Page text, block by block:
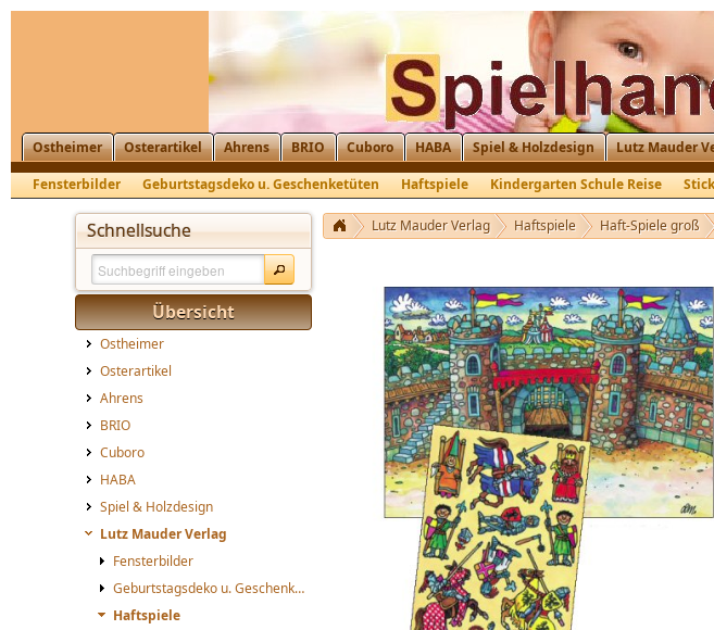
Ostheimer Osterartikel Ahrens BRIO Cuboro HABA Spiel & Holzdesign Lutz Mauder
Fensterbilder
Geburtstagsdeko u. Geschenketüten Haftspiele Kindergarten Schule Reise
Schnellsuche
Übersicht
Ostheimer
Osterartikel
Ahrens
BRIO
Cuboro
HABA
Spiel & Holzdesign
Lutz Mauder Verlag
Fensterbilder
Geburtstagsdeko u. Geschenketüten
Haftspiele
Lutz Mauder Verlag Haftspiele Haft-Spiele groß